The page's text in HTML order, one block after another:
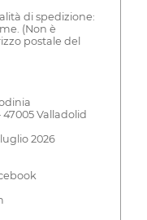
di spedizione:
(Non è
postale del
Valladolid
2026